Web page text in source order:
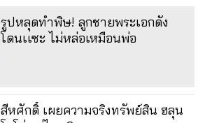
รูปหลุดทำพิษ! ลูกชายพระเอกดัง
โดนเเซะ ไม่หล่อเหมือนพ่อ
สีหศักดิ์ เผยความจริงทรัพย์สิน ฮลุน